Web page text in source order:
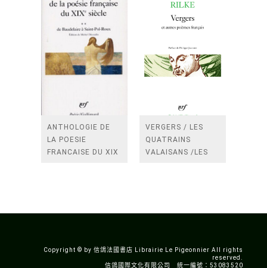
ANTHOLOGIE DE
LA POESIE
FRANCAISE DU XIX
VERGERS / LES
QUATRAINS
VALAISANS /LES
Copyright © by 信鴿法國書店 Librairie Le Pigeonnier All rights
reserved.
信鴿國際文化有限公司 統一編號：53083520